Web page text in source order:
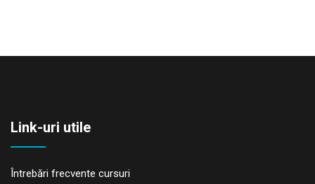
Link-uri utile
Întrebări frecvente cursuri